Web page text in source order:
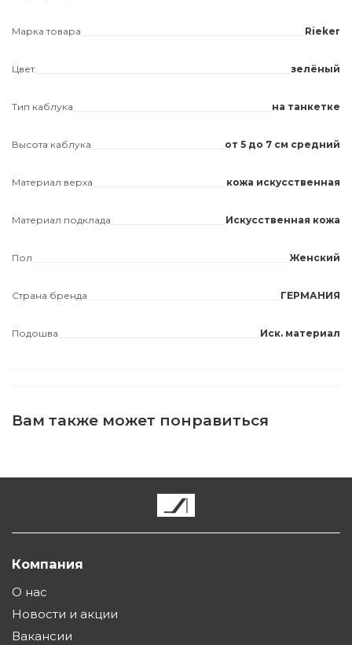
Марка товара Rieker
Цвет зелёный
Тип каблука на танкетке
Высота каблука от 5 до 7 см средний
Материал верха кожа искусственная
Материал подклада Искусственная кожа
Пол Женский
Страна бренда ГЕРМАНИЯ
Подошва Иск. материал
Вам также может понравиться
Компания
О нас
Новости и акции
Вакансии